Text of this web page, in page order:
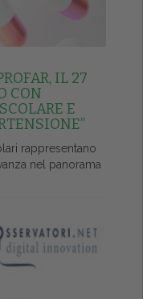
IL 27
CON
E
rappresentano
nel panorama